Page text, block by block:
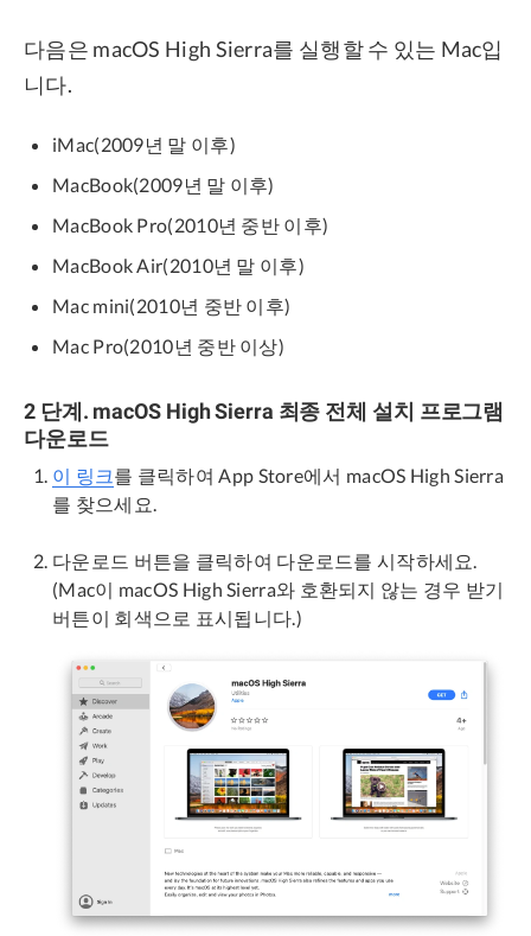
다음은 macOS High Sierra를 실행할 수 있는 Mac입
니다.
iMac(2009년 말 이후)
MacBook(2009년 말 이후)
MacBook Pro(2010년 중반 이후)
MacBook Air(2010년 말 이후)
Mac mini(2010년 중반 이후)
Mac Pro(2010년 중반 이상)
2 단계. macOS High Sierra 최종 전체 설치 프로그램
다운로드
이 링크를 클릭하여 App Store에서 macOS High Sierra
를 찾으세요.
다운로드 버튼을 클릭하여 다운로드를 시작하세요.
(Mac이 macOS High Sierra와 호환되지 않는 경우 받기
버튼이 회색으로 표시됩니다.)